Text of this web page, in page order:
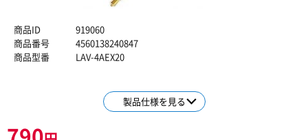
商品ID
919060
商品番号
4560138240847
商品型番
LAV-4AEX20
製品仕様を見る